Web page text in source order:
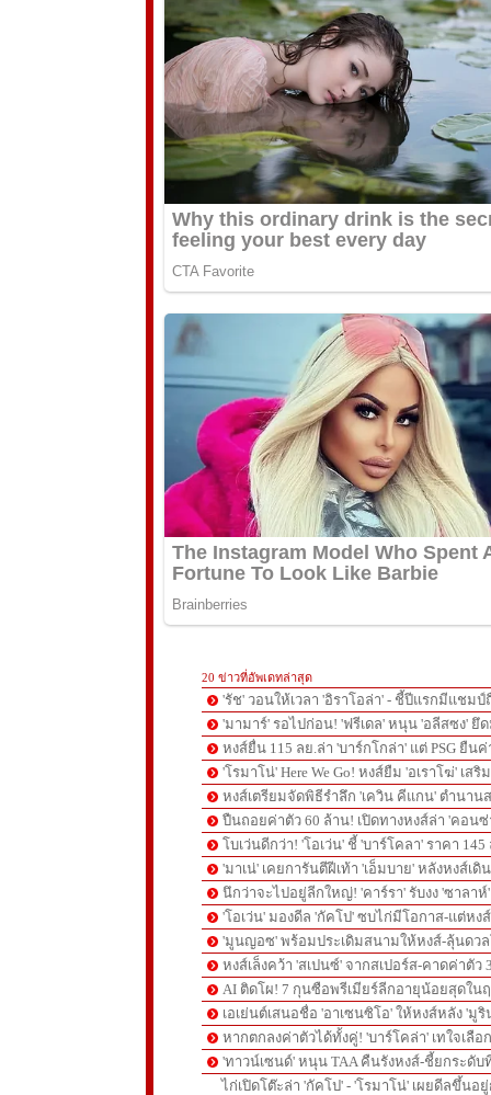
20 ข่าวที่อัพเดทล่าสุด
'รัช' วอนให้เวลา 'อิราโอล่า' - ชี้ปีแรกมีแชมป์
'มามาร์' รอไปก่อน! 'ฟรีเดล' หนุน 'อลีสซง' ยึ
หงส์ยื่น 115 ลย.ล่า 'บาร์กโกล่า' แต่ PSG ยืนค่
'โรมาโน่' Here We Go! หงส์ยืม 'อเราโฆ่' เสริ
หงส์เตรียมจัดพิธีรำลึก 'เควิน คีแกน' ตำนาน
ปืนถอยค่าตัว 60 ล้าน! เปิดทางหงส์ล่า 'คอนซ่
โบเว่นดีกว่า! 'โอเว่น' ชี้ 'บาร์โคลา' ราคา
'มาเน่' เคยการันตีฝีเท้า 'เอ็มบาย' หลังหงส์เดิ
นึกว่าจะไปอยู่ลีกใหญ่! 'คาร์รา' รับงง 'ซาลา
'โอเว่น' มองดีล 'กัคโป' ซบไก่มีโอกาส-แต่ห
'มูนญอซ' พร้อมประเดิมสนามให้หงส์-ลุ้นดว
หงส์เล็งคว้า 'สเปนซ์' จากสเปอร์ส-คาดค่าตัว
AI ติดโผ! 7 กุนซือพรีเมียร์ลีกอายุน้อยสุดใน
เอเย่นต์เสนอชื่อ 'อาเซนซิโอ' ให้หงส์หลัง 'มู
หากตกลงค่าตัวได้ทั้งคู่! 'บาร์โคล่า' เทใจเลือ
'ทาวน์เซนด์' หนุน TAA คืนรังหงส์-ชี้ยกระดั
ไก่เปิดโต๊ะล่า 'กัคโป' - 'โรมาโน่' เผยดีลขึ้นอ